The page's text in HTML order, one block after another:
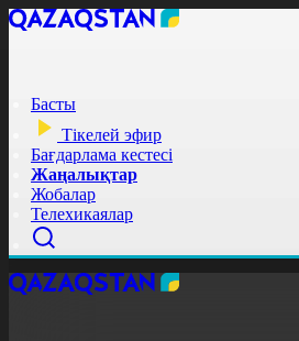
Басты
Тікелей эфир
Бағдарлама кестесі
Жаңалықтар
Жобалар
Телехикаялар